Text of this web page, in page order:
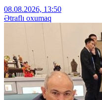
08.08.2026, 13:50
Ətraflı oxumaq